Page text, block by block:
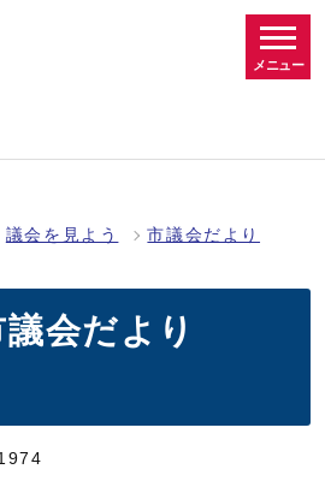
メニュー
議会を見よう 市議会だより
会だより